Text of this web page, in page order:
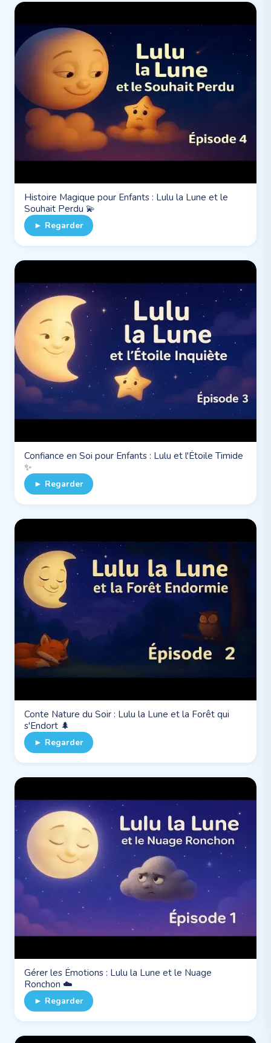
Histoire Magique pour Enfants : Lulu la Lune et le
Souhait Perdu 💫
► Regarder
Confiance en Soi pour Enfants : Lulu et l'Étoile Timide
✨
► Regarder
Conte Nature du Soir : Lulu la Lune et la Forêt qui
s'Endort 🌲
► Regarder
Gérer les Émotions : Lulu la Lune et le Nuage
Ronchon ☁️
► Regarder